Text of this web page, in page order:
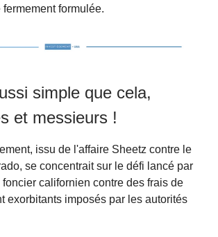
formulée.
simple que cela,
et messieurs !
issu de l'affaire Sheetz contre le
se concentrait sur le défi lancé par
californien contre des frais de
exorbitants imposés par les autorités